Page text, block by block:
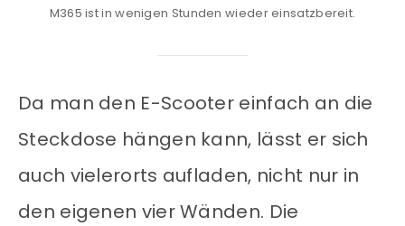
M365 ist in wenigen Stunden wieder einsatzbereit.
Da man den E-Scooter einfach an die
Steckdose hängen kann, lässt er sich
auch vielerorts aufladen, nicht nur in
den eigenen vier Wänden. Die